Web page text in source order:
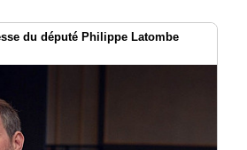
du député Philippe Latombe